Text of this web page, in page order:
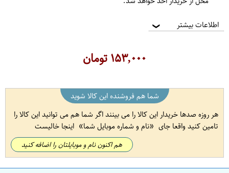
اطلاعات بیشتر ❯
۱۵۳,۰۰۰تومان
شما هم فروشنده این کالا شوید
هر روزه صدها خریدار این کالا را می بینند اگر شما هم می توانید این کالا را
تامین کنید واقعا جای
نام و شماره موبایل شما اینجا خالیست
هم اکنون نام و موبایلتان را اضافه کنید